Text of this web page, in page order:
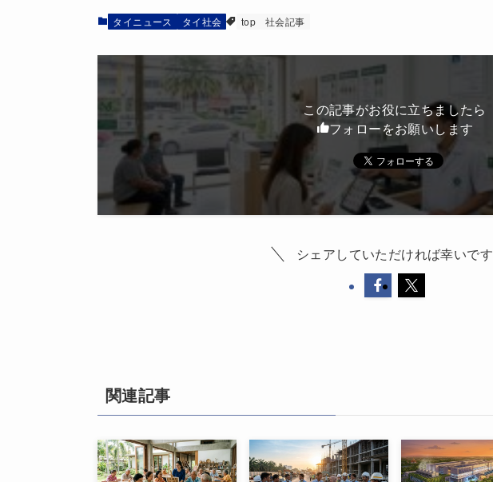
タイニュース タイ社会 top 社会記事
この記事がお役に立ちましたら
フォローをお願いします
シェアしていただければ幸いです
関連記事